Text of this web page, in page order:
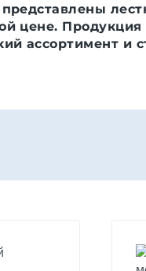
цене.
ассортимент